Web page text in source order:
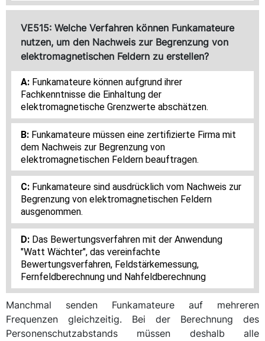
VE515: Welche Verfahren können Funkamateure
nutzen, um den Nachweis zur Begrenzung von
elektromagnetischen Feldern zu erstellen?
Funkamateure können aufgrund ihrer
Fachkenntnisse die Einhaltung der
elektromagnetische Grenzwerte abschätzen.
Funkamateure müssen eine zertifizierte Firma mit
dem Nachweis zur Begrenzung von
elektromagnetischen Feldern beauftragen.
Funkamateure sind ausdrücklich vom Nachweis zur
Begrenzung von elektromagnetischen Feldern
ausgenommen.
Das Bewertungsverfahren mit der Anwendung
"Watt Wächter", das vereinfachte
Bewertungsverfahren, Feldstärkemessung,
Fernfeldberechnung und Nahfeldberechnung
Manchmal senden Funkamateure auf mehreren
Frequenzen gleichzeitig. Bei der Berechnung des
Personenschutzabstands müssen deshalb alle